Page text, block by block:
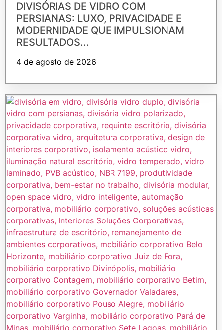
DIVISÓRIAS DE VIDRO COM
PERSIANAS: LUXO, PRIVACIDADE E
MODERNIDADE QUE IMPULSIONAM
RESULTADOS...
4 de agosto de 2026